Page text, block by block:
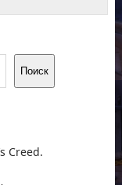
Поиск
Creed.